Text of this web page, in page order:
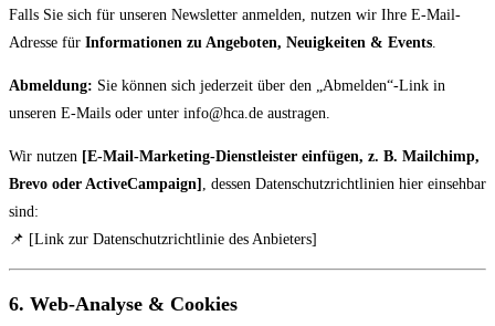
Falls Sie sich für unseren Newsletter anmelden, nutzen wir Ihre E-Mail-
Adresse für Informationen zu Angeboten, Neuigkeiten & Events.
Abmeldung: Sie können sich jederzeit über den „Abmelden“-Link in
unseren E-Mails oder unter info@hca.de austragen.
Wir nutzen [E-Mail-Marketing-Dienstleister einfügen, z. B. Mailchimp,
Brevo oder ActiveCampaign] , dessen Datenschutzrichtlinien hier einsehbar
sind:
📌 [Link zur Datenschutzrichtlinie des Anbieters]
6. Web-Analyse & Cookies